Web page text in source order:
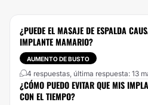
¿PUEDE EL MASAJE DE ESPALDA
IMPLANTE MAMARIO?
AUMENTO DE BUSTO
4 respuestas, última respuesta: 13
¿CÓMO PUEDO EVITAR QUE MIS
CON EL TIEMPO?